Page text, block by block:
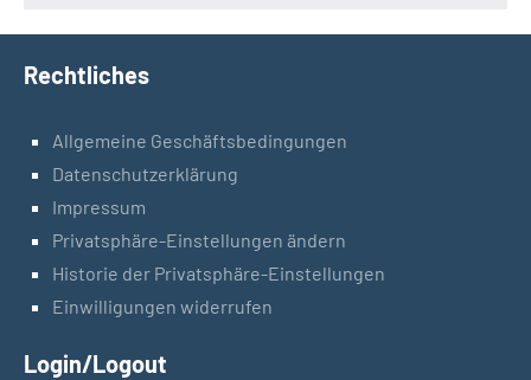
Rechtliches
Allgemeine Geschäftsbedingungen
Datenschutzerklärung
Impressum
Privatsphäre-Einstellungen ändern
Historie der Privatsphäre-Einstellungen
Einwilligungen widerrufen
Login/Logout